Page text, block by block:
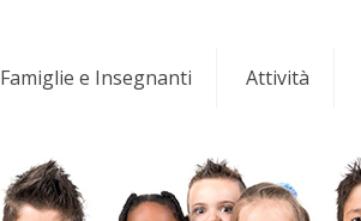
Famiglie e Insegnanti Attività